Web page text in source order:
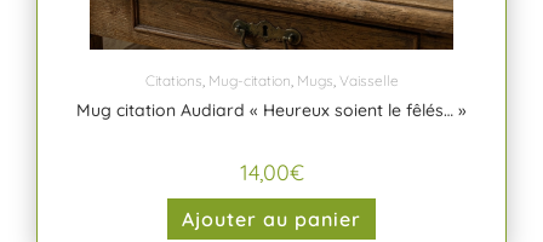
Citations, Mug-citation, Mugs, Vaisselle
Mug citation Audiard « Heureux soient le fêlés… »
14,00€
Ajouter au panier